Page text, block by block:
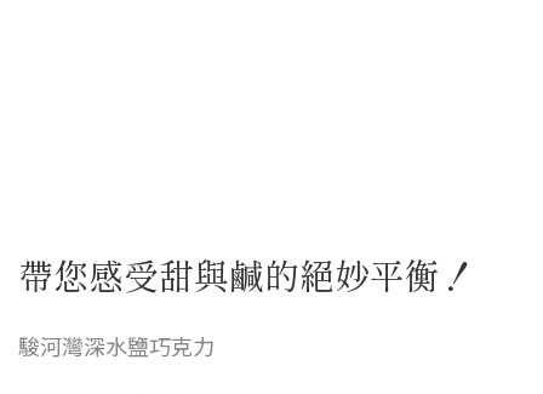
帶您感受甜與鹹的絕妙平衡！
駿河灣深水鹽巧克力